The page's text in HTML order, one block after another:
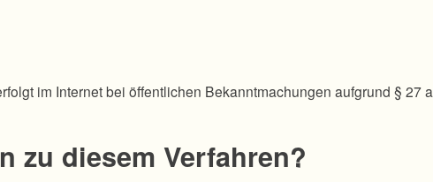
im Internet bei öffentlichen Bekanntmachungen aufgrund § 27 a
zu diesem Verfahren?